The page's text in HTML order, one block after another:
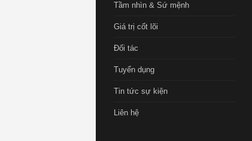
Tầm nhìn & Sứ mệnh
Giá trị cốt lõi
Đối tác
Tuyển dụng
Tin tức sự kiện
Liên hệ